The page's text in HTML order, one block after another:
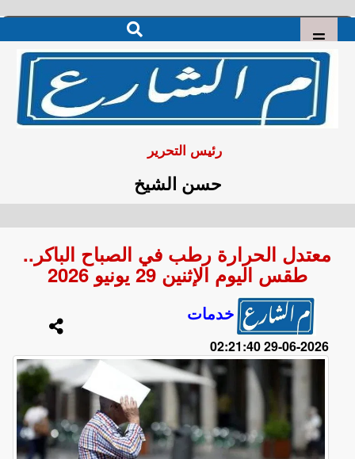
رئيس التحرير
حسن الشيخ
معتدل الحرارة رطب في الصباح الباكر..
طقس اليوم الإثنين 29 يونيو 2026
خدمات
2026-06-29 02:21:40